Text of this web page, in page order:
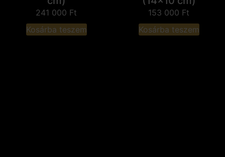
241 000 Ft
Kosárba teszem
153 000 Ft
Kosárba teszem